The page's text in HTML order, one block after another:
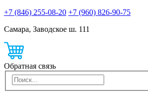
+7 (846) 255-08-20 +7 (960) 826-90-75
Самара, Заводское ш. 111
Обратная связь